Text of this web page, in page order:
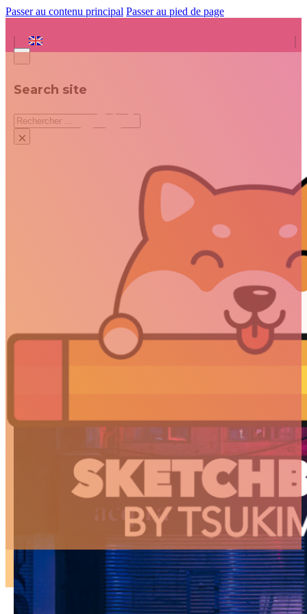
Passer au contenu principal Passer au pied de page
Search site
Rechercher
×
Animation